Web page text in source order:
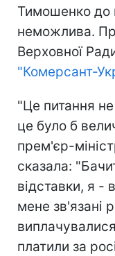
Тимошенко до
неможлива.
Верховної
"Комерсант-
"Це питання
це було б
прем'єр-
сказала:
відставки, я -
мене зв'язані
платили за